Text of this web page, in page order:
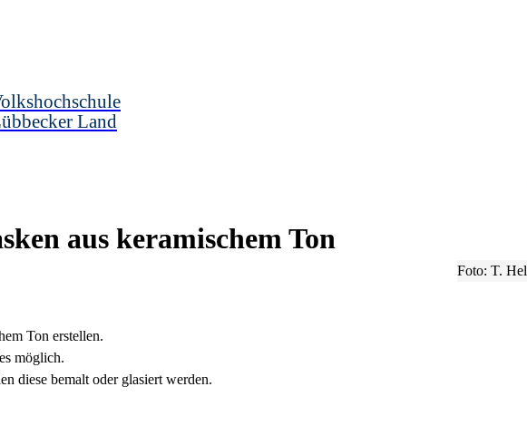
Land
aus keramischem Ton
Foto: T.
Ton erstellen.
möglich.
diese bemalt oder glasiert werden.